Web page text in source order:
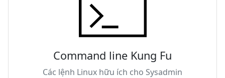
Command line Kung Fu
Các lệnh Linux hữu ích cho Sysadmin